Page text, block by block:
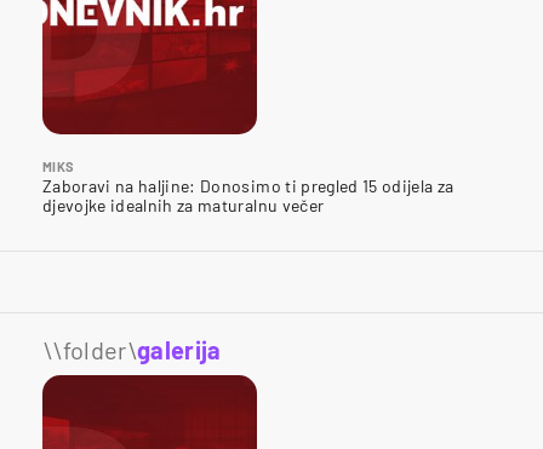
MIKS
Zaboravi na haljine: Donosimo ti pregled 15 odijela za
djevojke idealnih za maturalnu večer
\\folder\galerija